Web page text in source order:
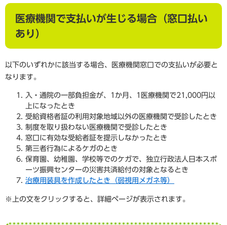
医療機関で支払いが生じる場合（窓口払い
あり）
以下のいずれかに該当する場合、医療機関窓口での支払いが必要と
なります。
入・通院の一部負担金が、1か月、1医療機関で21,000円以
上になったとき
受給資格者証の利用対象地域以外の医療機関で受診したとき
制度を取り扱わない医療機関で受診したとき
窓口に有効な受給者証を提示しなかったとき
第三者行為によるケガのとき
保育園、幼稚園、学校等でのケガで、独立行政法人日本スポ
ーツ振興センターの災害共済給付の対象となるとき
治療用装具を作成したとき（弱視用メガネ等）
※上の文をクリックすると、詳細ページが表示されます。